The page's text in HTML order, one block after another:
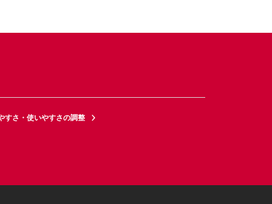
すさ・使いやすさの調整